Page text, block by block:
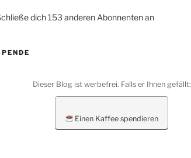
dich 153 anderen Abonnenten an
Dieser Blog ist werbefrei. Falls er Ihnen gefällt:
Einen Kaffee spendieren